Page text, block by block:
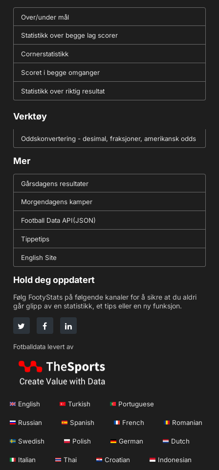
Over/under mål
Statistikk over begge lag scorer
Cornerstatistikk
Scoret i begge omganger
Statistikk over riktig resultat
Verktøy
Oddskonvertering - desimal, fraksjoner, amerikansk odds
Mer
Gårsdagens resultater
Morgendagens kamper
Football Data API(JSON)
Tippetips
English Site
Hold deg oppdatert
Følg FootyStats på følgende kanaler for å sikre at du aldri
går glipp av en statistikk, et tips eller en ny funksjon.
Fotballdata levert av
English Turkish Portuguese
Russian Spanish French Romanian
Swedish Polish German Dutch
Italian Thai Croatian Indonesian